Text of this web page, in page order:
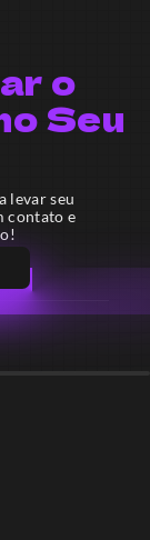
o
Seu
levar seu
contato e